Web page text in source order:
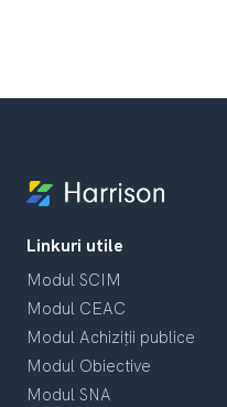
Linkuri utile
Modul SCIM
Modul CEAC
Modul Achiziții publice
Modul Obiective
Modul SNA